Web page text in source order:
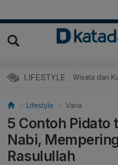
LIFESTYLE Wisata dan
Lifestyle Varia
5 Contoh Pidato
Nabi,
Rasulullah